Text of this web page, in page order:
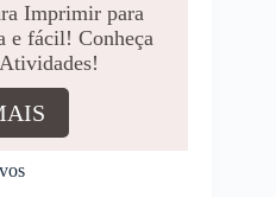
Imprimir para
e fácil! Conheça